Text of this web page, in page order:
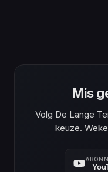
Mis
Volg De Lange
keuze.